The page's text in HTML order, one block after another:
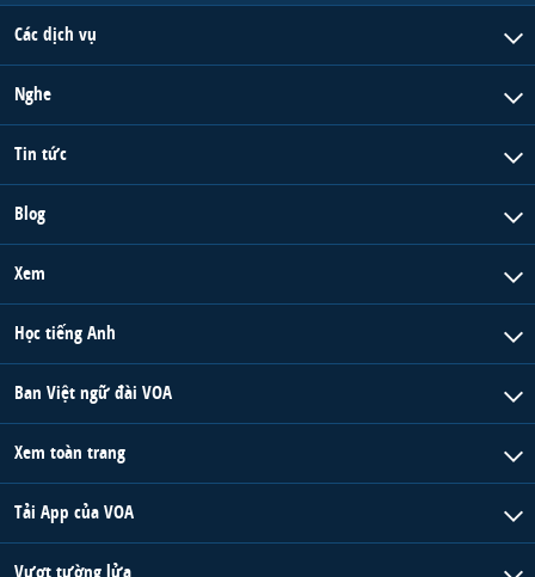
Các dịch vụ
Nghe
Tin tức
Blog
Xem
Học tiếng Anh
Ban Việt ngữ đài VOA
Xem toàn trang
Tải App của VOA
Vượt tường lửa